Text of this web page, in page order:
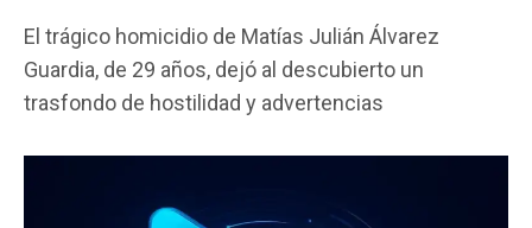
ce
b
o
tt
er
at
s
p
p
ail m
p
tir
El trágico homicidio de Matías Julián Álvarez
Guardia, de 29 años, dejó al descubierto un
trasfondo de hostilidad y advertencias